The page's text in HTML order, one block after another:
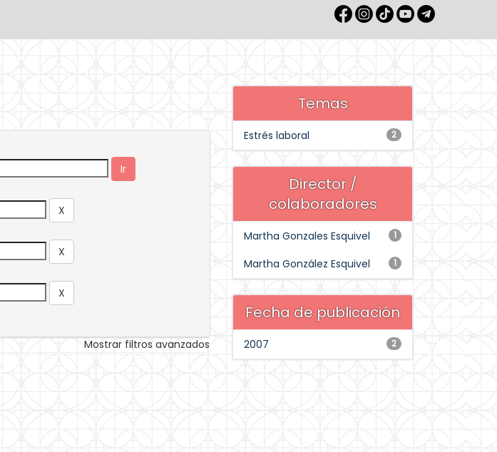
Mostrar filtros avanzados
Temas
2
Estrés laboral
Director /
colaboradores
1
Martha Gonzales Esquivel
1
Martha González Esquivel
Fecha de publicación
2
2007